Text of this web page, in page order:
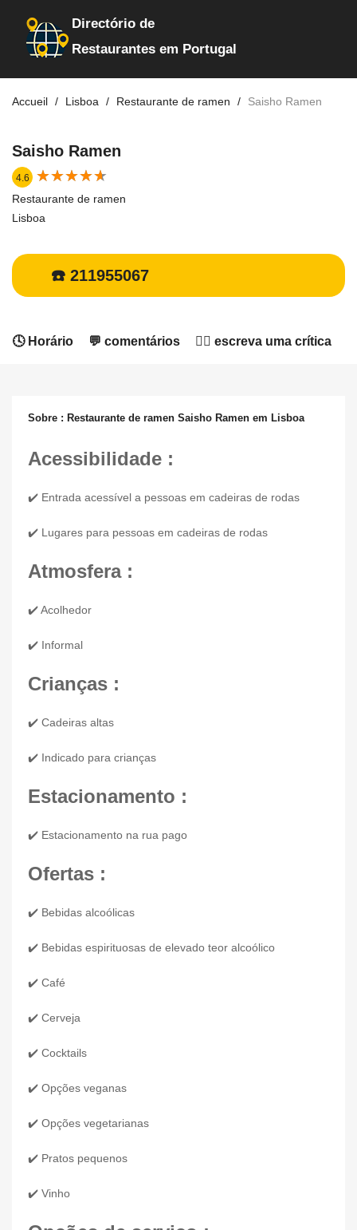
Directório de
Restaurantes em Portugal
Accueil Lisboa Restaurante de ramen Saisho Ramen
Saisho Ramen
4.6 ★★★★★
★★★★★
Restaurante de ramen
Lisboa
☎️ 211955067
🕓 Horário 💬 comentários ✍🏻 escreva uma crítica
Sobre : Restaurante de ramen Saisho Ramen em Lisboa
Acessibilidade :
✔️ Entrada acessível a pessoas em cadeiras de rodas
✔️ Lugares para pessoas em cadeiras de rodas
Atmosfera :
✔️ Acolhedor
✔️ Informal
Crianças :
✔️ Cadeiras altas
✔️ Indicado para crianças
Estacionamento :
✔️ Estacionamento na rua pago
Ofertas :
✔️ Bebidas alcoólicas
✔️ Bebidas espirituosas de elevado teor alcoólico
✔️ Café
✔️ Cerveja
✔️ Cocktails
✔️ Opções veganas
✔️ Opções vegetarianas
✔️ Pratos pequenos
✔️ Vinho